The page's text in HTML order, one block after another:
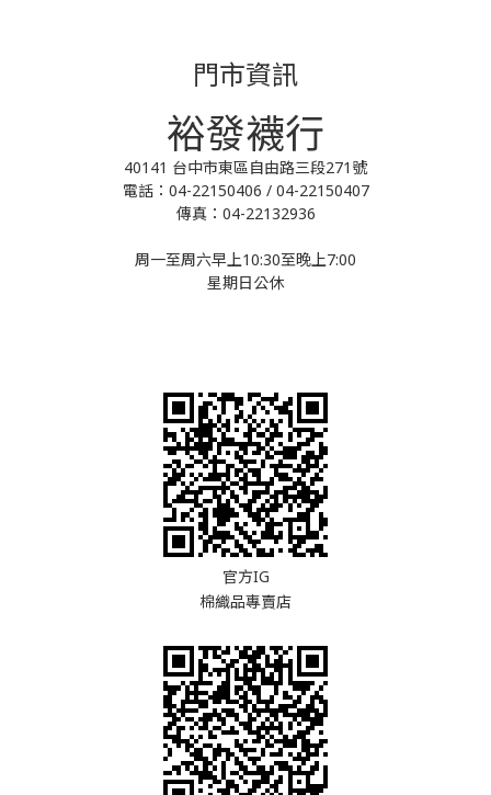
門市資訊
裕發襪行
40141 台中市東區自由路三段271號
電話：04-22150406 / 04-22150407
傳真：04-22132936
周一至周六早上10:30至晚上7:00
星期日公休
官方IG
棉織品專賣店